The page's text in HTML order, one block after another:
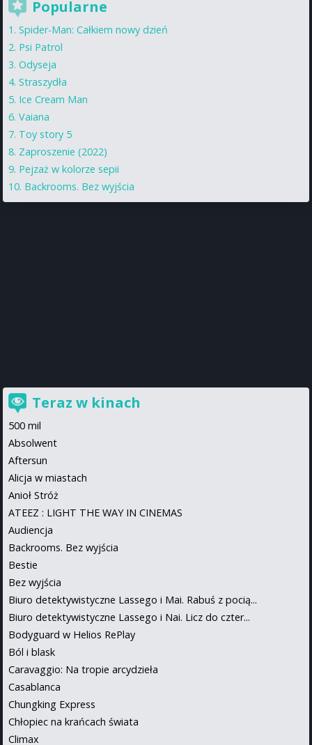
Popularne
Spider-Man: Całkiem nowy dzień
Psi Patrol
Odyseja
Straszydła
Ice Cream Man
Vaiana
Toy story 5
Zaproszenie (2022)
Pejzaż w kolorze sepii
Backrooms. Bez wyjścia
Teraz w kinach
500 mil
Absolwent
Aftersun
Alicja w miastach
Anioł Stróż
ATEEZ : LIGHT THE WAY IN CINEMAS
Audiencja
Backrooms. Bez wyjścia
Bestie
Bez wyjścia
Biuro detektywistyczne Lassego i Mai. Rabuś z pocią...
Biuro detektywistyczne Lassego i Nai. Licz do czter...
Bodyguard w Helios RePlay
Ból i blask
Caravaggio: Na tropie arcydzieła
Casablanca
Chungking Express
Chłopiec na krańcach świata
Climax